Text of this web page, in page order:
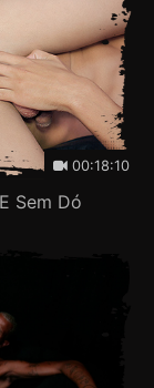
00:18:10
Sem Dó